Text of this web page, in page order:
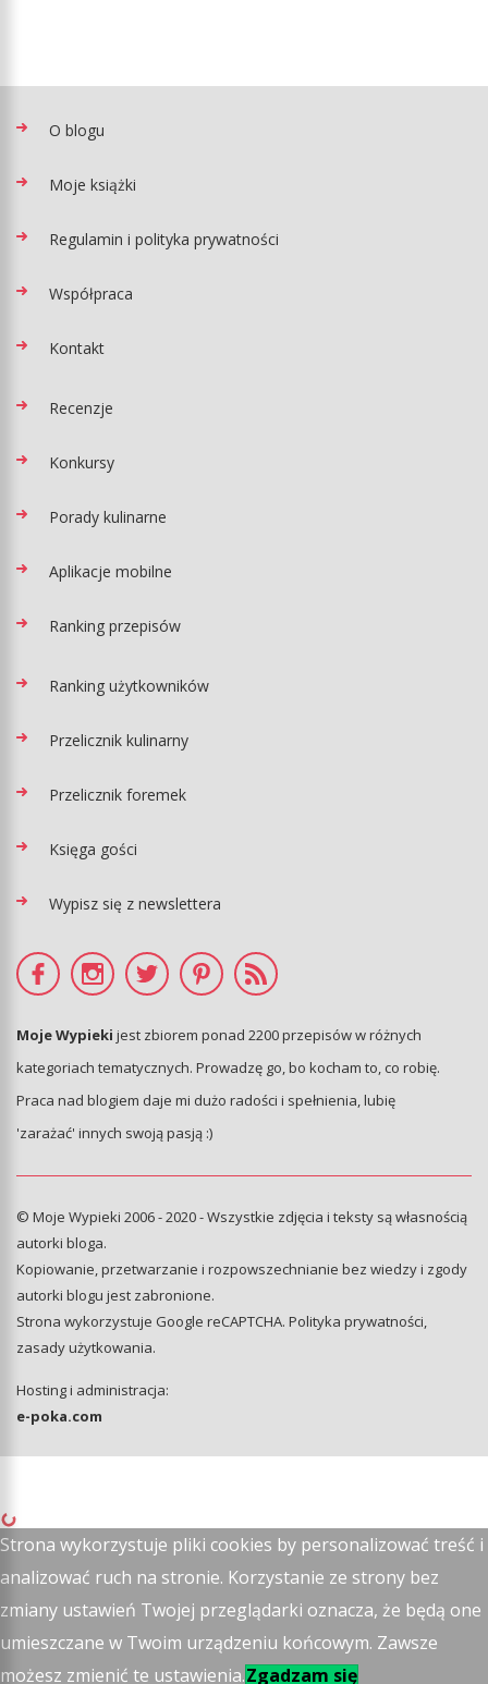
O blogu
Moje książki
Regulamin i polityka prywatności
Współpraca
Kontakt
Recenzje
Konkursy
Porady kulinarne
Aplikacje mobilne
Ranking przepisów
Ranking użytkowników
Przelicznik kulinarny
Przelicznik foremek
Księga gości
Wypisz się z newslettera
Moje Wypieki jest zbiorem ponad 2200 przepisów w różnych
kategoriach tematycznych. Prowadzę go, bo kocham to, co robię.
Praca nad blogiem daje mi dużo radości i spełnienia, lubię
'zarażać' innych swoją pasją :)
© Moje Wypieki 2006 - 2020 - Wszystkie zdjęcia i teksty są własnością
autorki bloga.
Kopiowanie, przetwarzanie i rozpowszechnianie bez wiedzy i zgody
autorki blogu jest zabronione.
Strona wykorzystuje Google reCAPTCHA. Polityka prywatności,
zasady użytkowania.
Hosting i administracja:
e-poka.com
Strona wykorzystuje pliki cookies by personalizować treść i
analizować ruch na stronie. Korzystanie ze strony bez
zmiany ustawień Twojej przeglądarki oznacza, że będą one
umieszczane w Twoim urządzeniu końcowym. Zawsze
możesz zmienić te ustawienia.Zgadzam się